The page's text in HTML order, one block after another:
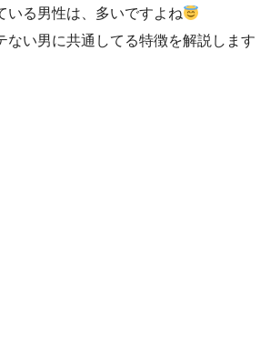
いる男性は、多いですよね
ない男に共通してる特徴を解説します